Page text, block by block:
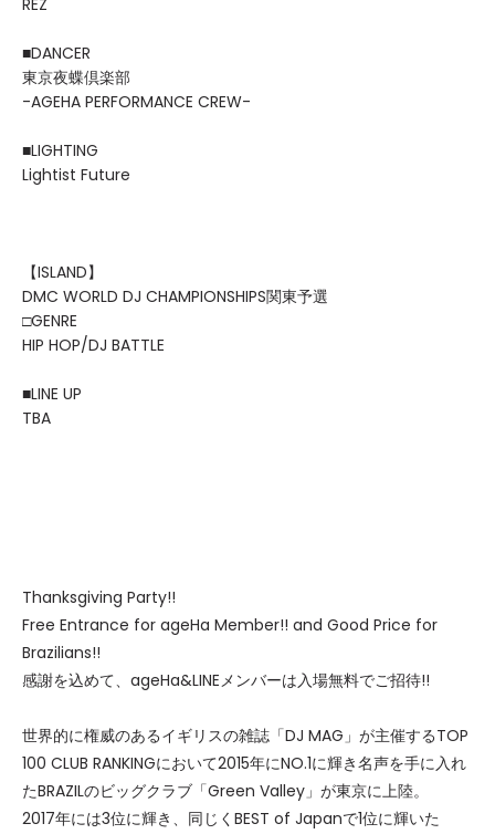
REZ
■DANCER
東京夜蝶倶楽部
-AGEHA PERFORMANCE CREW-
■LIGHTING
Lightist Future
【ISLAND】
DMC WORLD DJ CHAMPIONSHIPS関東予選
□GENRE
HIP HOP/DJ BATTLE
■LINE UP
TBA
Thanksgiving Party!!
Free Entrance for ageHa Member!! and Good Price for
Brazilians!!
感謝を込めて、ageHa&LINEメンバーは入場無料でご招待!!
世界的に権威のあるイギリスの雑誌「DJ MAG」が主催するTOP
100 CLUB RANKINGにおいて2015年にNO.1に輝き名声を手に入れ
たBRAZILのビッグクラブ「Green Valley」が東京に上陸。
2017年には3位に輝き、同じくBEST of Japanで1位に輝いた